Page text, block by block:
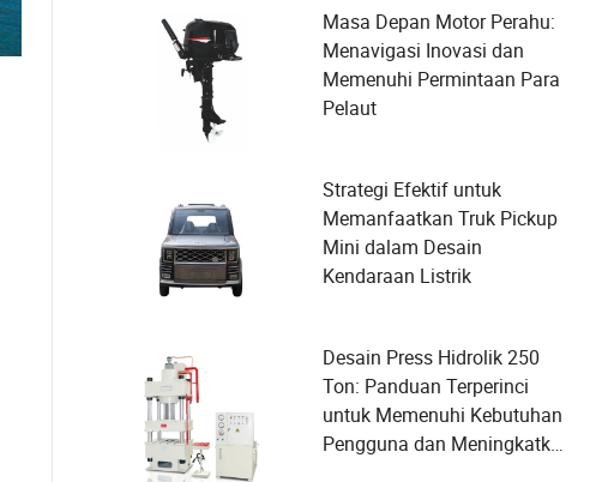
Masa Depan Motor Perahu:
Menavigasi Inovasi dan
Memenuhi Permintaan Para
Pelaut
Strategi Efektif untuk
Memanfaatkan Truk Pickup
Mini dalam Desain
Kendaraan Listrik
Desain Press Hidrolik 250
Ton: Panduan Terperinci
untuk Memenuhi Kebutuhan
Pengguna dan Meningkatkan